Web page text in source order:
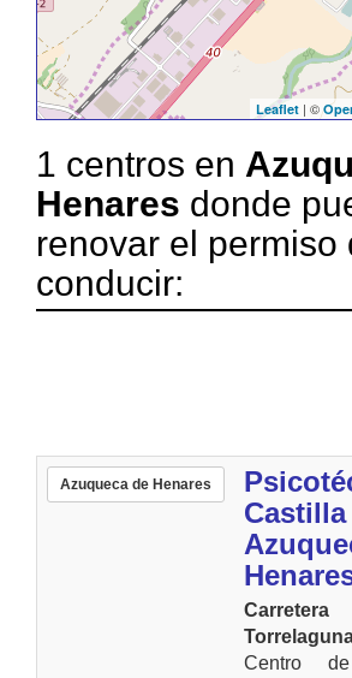
Leaflet | ©
1 centros en
Henares donde
renovar el permiso
conducir:
Azuqueca de Henares
Castilla
Centro de